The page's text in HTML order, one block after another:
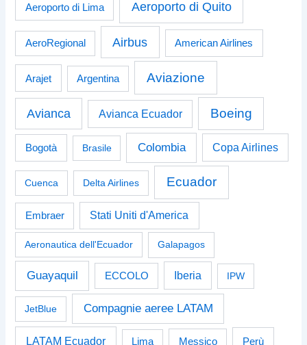
Aeroporto di Lima Aeroporto di Quito
AeroRegional Airbus American Airlines
Arajet Argentina Aviazione
Avianca Avianca Ecuador Boeing
Bogotà Brasile Colombia Copa Airlines
Cuenca Delta Airlines Ecuador
Embraer Stati Uniti d'America
Aeronautica dell'Ecuador Galapagos
Guayaquil ECCOLO Iberia IPW
JetBlue Compagnie aeree LATAM
LATAM Ecuador Lima Messico Perù